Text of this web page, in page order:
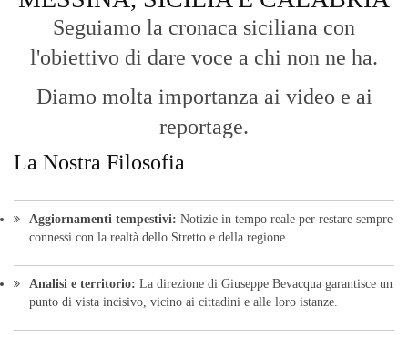
Seguiamo la cronaca siciliana con
l'obiettivo di dare voce a chi non ne ha.
Diamo molta importanza ai video e ai
reportage.
La Nostra Filosofia
Aggiornamenti tempestivi: Notizie in tempo reale per restare sempre
connessi con la realtà dello Stretto e della regione.
Analisi e territorio: La direzione di Giuseppe Bevacqua garantisce un
punto di vista incisivo, vicino ai cittadini e alle loro istanze.